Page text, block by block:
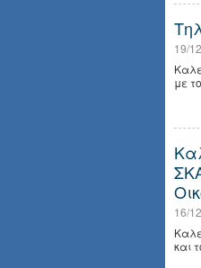
19/
με
16/
και